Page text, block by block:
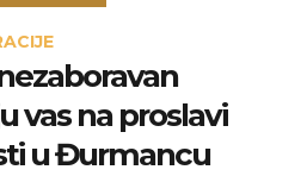
vas na proslavi
u Đurmancu